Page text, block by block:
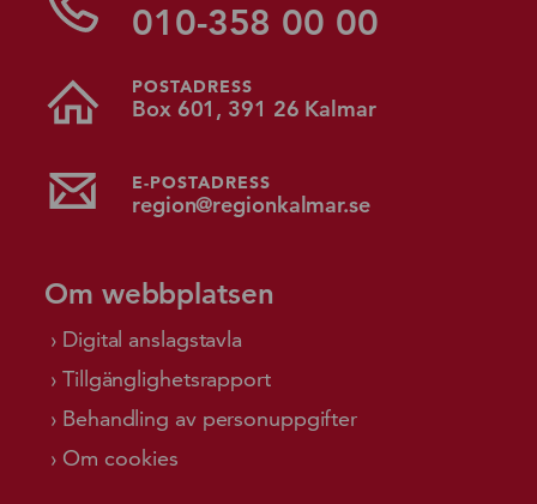
010-358 00 00
POSTADRESS
Box 601, 391 26 Kalmar
E-POSTADRESS
region@regionkalmar.se
Om webbplatsen
Digital anslagstavla
Tillgänglighetsrapport
Behandling av personuppgifter
Om cookies